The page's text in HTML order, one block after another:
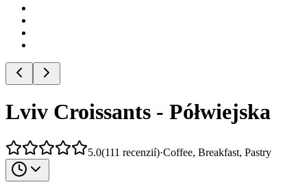
Lviv Croissants - Półwiejska
5.0(111 recenzií)·Coffee, Breakfast, Pastry